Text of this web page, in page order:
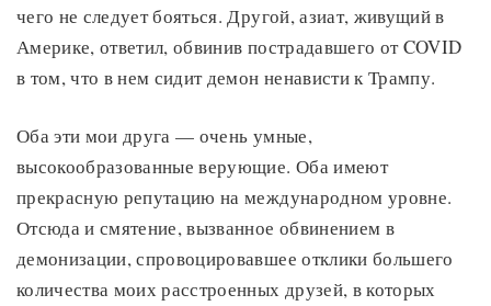
чего не следует бояться. Другой, азиат, живущий в
Америке, ответил, обвинив пострадавшего от COVID
в том, что в нем сидит демон ненависти к Трампу.
Оба эти мои друга — очень умные,
высокообразованные верующие. Оба имеют
прекрасную репутацию на международном уровне.
Отсюда и смятение, вызванное обвинением в
демонизации, спровоцировавшее отклики большего
количества моих расстроенных друзей, в которых